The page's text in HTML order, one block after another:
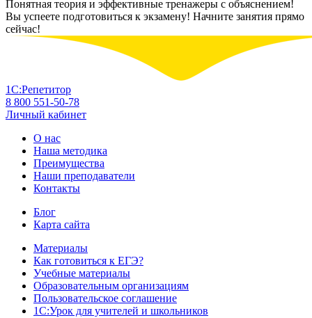
Понятная теория и эффективные тренажеры с объяснением!
Вы успеете подготовиться к экзамену! Начните занятия прямо
сейчас!
1С:Репетитор
8 800 551-50-78
Личный кабинет
О нас
Наша методика
Преимущества
Наши преподаватели
Контакты
Блог
Карта сайта
Материалы
Как готовиться к ЕГЭ?
Учебные материалы
Образовательным организациям
Пользовательское соглашение
1С:Урок для учителей и школьников